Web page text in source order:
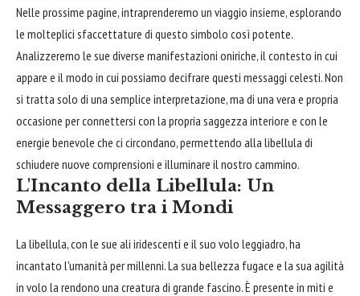
Nelle prossime pagine, intraprenderemo un viaggio insieme, esplorando
le molteplici sfaccettature di questo simbolo così potente.
Analizzeremo le sue diverse manifestazioni oniriche, il contesto in cui
appare e il modo in cui possiamo decifrare questi messaggi celesti. Non
si tratta solo di una semplice interpretazione, ma di una vera e propria
occasione per connettersi con la propria saggezza interiore e con le
energie benevole che ci circondano, permettendo alla libellula di
schiudere nuove comprensioni e illuminare il nostro cammino.
L'Incanto della Libellula: Un
Messaggero tra i Mondi
La libellula, con le sue ali iridescenti e il suo volo leggiadro, ha
incantato l'umanità per millenni. La sua bellezza fugace e la sua agilità
in volo la rendono una creatura di grande fascino. È presente in miti e